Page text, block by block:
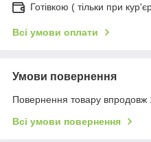
Готівкою ( тільки при
Всі умови оплати
Умови повернення
Повернення товару впродовж
Всі умови повернення